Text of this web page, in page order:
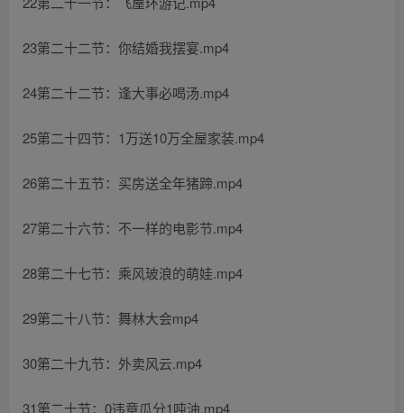
23第二十二节：你结婚我摆宴.mp4
24第二十二节：逢大事必喝汤.mp4
25第二十四节：1万送10万全屋家装.mp4
26第二十五节：买房送全年猪蹄.mp4
27第二十六节：不一样的电影节.mp4
28第二十七节：乘风玻浪的萌娃.mp4
29第二十八节：舞林大会mp4
30第二十九节：外卖风云.mp4
31第二十节：0违章瓜分1吨油.mp4